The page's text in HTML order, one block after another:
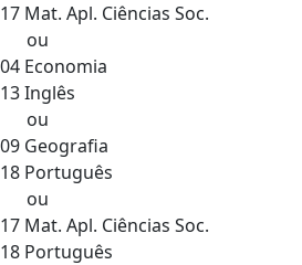
17 Mat. Apl. Ciências Soc.
ou
04 Economia
13 Inglês
ou
09 Geografia
18 Português
ou
17 Mat. Apl. Ciências Soc.
18 Português